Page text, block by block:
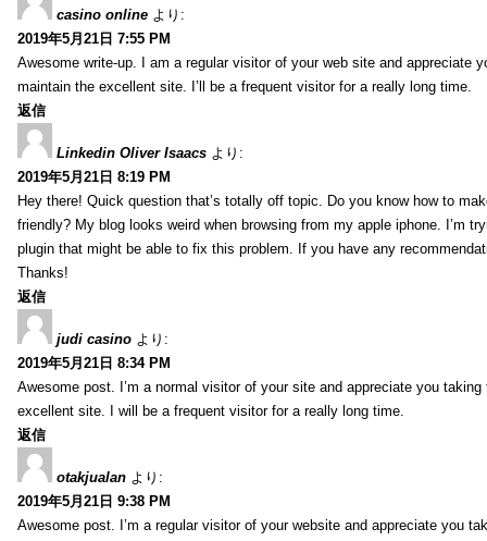
casino online より:
2019年5月21日 7:55 PM
Awesome write-up. I am a regular visitor of your web site and appreciate
maintain the excellent site. I’ll be a frequent visitor for a really long time.
返信
Linkedin Oliver Isaacs より:
2019年5月21日 8:19 PM
Hey there! Quick question that’s totally off topic. Do you know how to
friendly? My blog looks weird when browsing from my apple iphone. I’m
plugin that might be able to fix this problem. If you have any
Thanks!
返信
judi casino より:
2019年5月21日 8:34 PM
Awesome post. I’m a normal visitor of your site and appreciate you
excellent site. I will be a frequent visitor for a really long time.
返信
otakjualan より:
2019年5月21日 9:38 PM
Awesome post. I’m a regular visitor of your website and appreciate you